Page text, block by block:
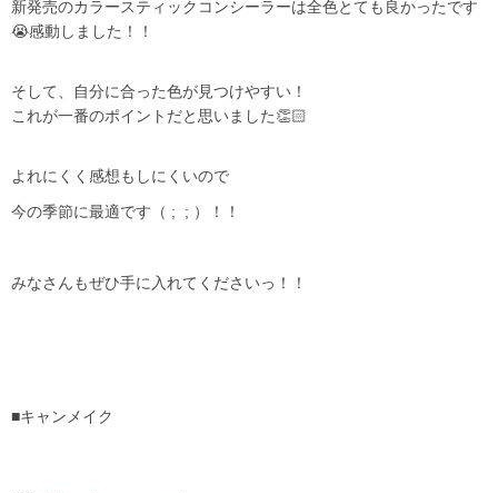
新発売のカラースティックコンシーラーは全色とても良かったです
😭感動しました！！
そして、自分に合った色が見つけやすい！
これが一番のポイントだと思いました👏🏻
よれにくく感想もしにくいので
今の季節に最適です（ ; ; ）！！
みなさんもぜひ手に入れてくださいっ！！
■キャンメイク